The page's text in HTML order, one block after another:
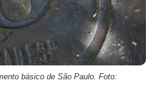
básico de São Paulo. Foto: